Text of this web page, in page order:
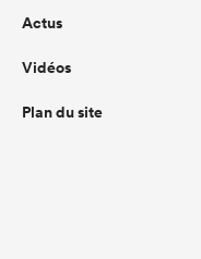
Actus
Vidéos
Plan du site